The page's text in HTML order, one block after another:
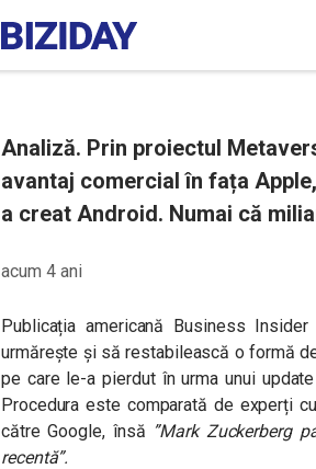
Analiză. Prin proiectul
avantaj comercial în fața
a creat Android. Numai că
acum 4 ani
Publicația americană Business
urmărește și să restabilească o formă
pe care le-a pierdut în urma unui
Procedura este comparată de experți
către Google, însă ”Mark Zuckerberg
recentă”.